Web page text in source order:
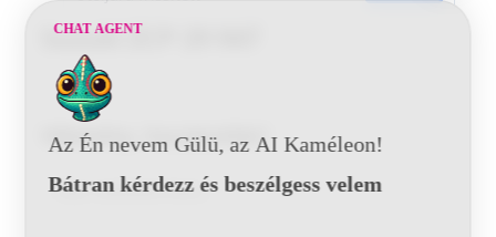
Suzuki ZCP 29 947
Vélemény, hozzászólás?
Comment
CHAT AGENT
Az Én nevem Gülü, az AI Kaméleon!
Bátran kérdezz és beszélgess velem